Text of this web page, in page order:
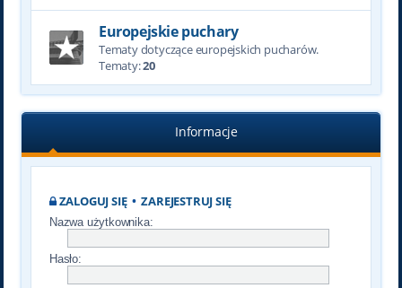
Europejskie puchary
Tematy dotyczące europejskich pucharów.
Tematy:20
Informacje
ZALOGUJ SIĘ•ZAREJESTRUJ SIĘ
Nazwa użytkownika:
Hasło: